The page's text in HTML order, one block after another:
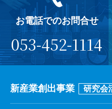
お電話でのお問合せ
053-452-1114
新産業創出事業 研究会